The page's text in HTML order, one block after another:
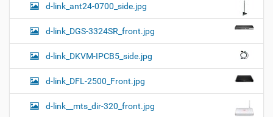
d-link_ant24-0700_side.jpg
d-link_DGS-3324SR_front.jpg
d-link_DKVM-IPCB5_side.jpg
d-link_DFL-2500_Front.jpg
d-link__mts_dir-320_front.jpg